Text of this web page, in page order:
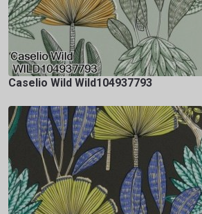
Caselio Wild Wild104937793